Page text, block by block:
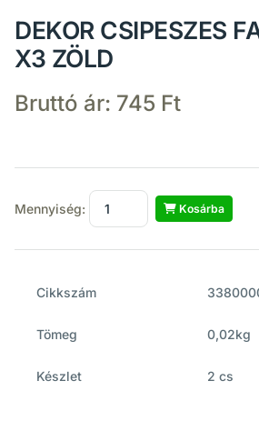
DEKOR CSIPESZES
X3 ZÖLD
Bruttó ár: 745 Ft
Mennyiség: Kosárba
Cikkszám
Tömeg 0,02kg
Készlet 2 cs